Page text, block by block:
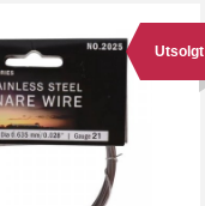
Utsolgt